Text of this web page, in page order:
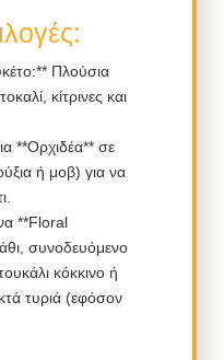
Πλούσια
κίτρινες και
**Ορχιδέα** σε
ή μοβ) για να
**Floral
συνοδευόμενο
κόκκινο ή
τυριά (εφόσον